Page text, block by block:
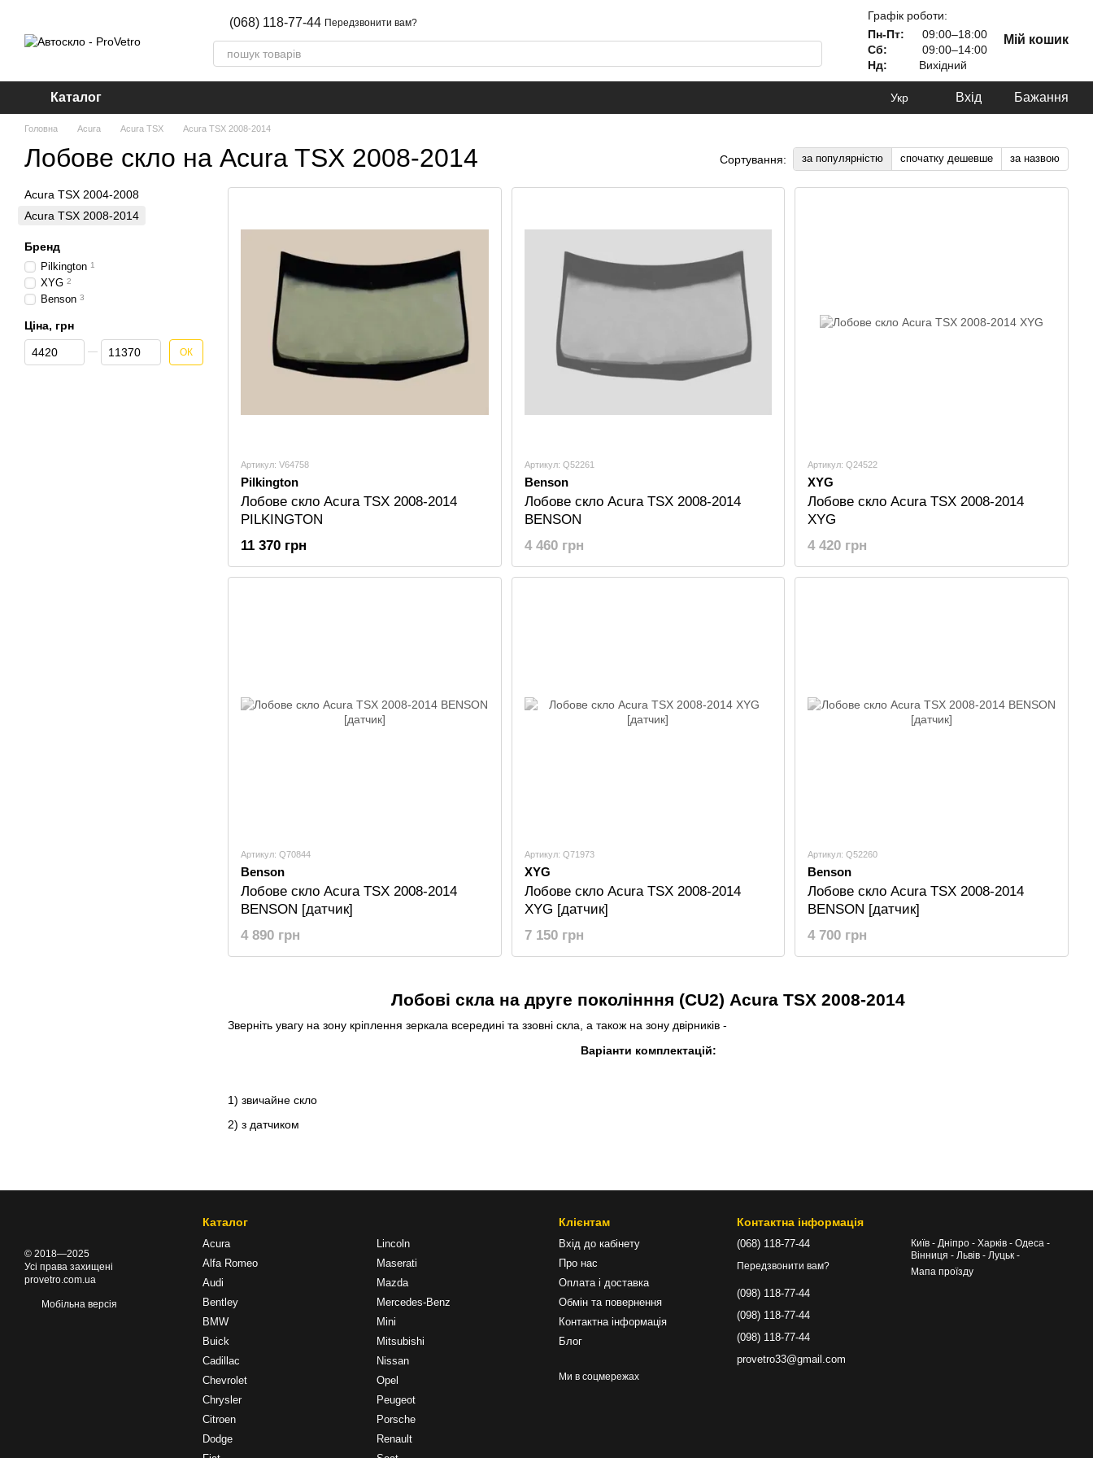
(068) 118-77-44 Передзвонити вам?
Графік роботи:
Пн-Пт:
09:00–18:00
Сб:
09:00–14:00
Нд:
Вихідний
Мій кошик
Каталог Укр Вхід Бажання
Головна Acura Acura TSX Acura TSX 2008-2014
Лобове скло на Acura TSX 2008-2014 Сортування: за популярністю спочатку дешевше за назвою
Лобові скла на друге поколінння (CU2) Acura TSX 2008-2014
Зверніть увагу на зону кріплення зеркала всередині та ззовні скла, а також на зону двірників -
Варіанти комплектацій:
1) звичайне скло
2) з датчиком
Артикул: V64758
Pilkington
Лобове скло Acura TSX 2008-2014
PILKINGTON
11 370 грн
Артикул: Q52261
Benson
Лобове скло Acura TSX 2008-2014
BENSON
4 460 грн
Артикул: Q24522
XYG
Лобове скло Acura TSX 2008-2014
XYG
4 420 грн
Артикул: Q70844
Benson
Лобове скло Acura TSX 2008-2014
BENSON [датчик]
4 890 грн
Артикул: Q71973
XYG
Лобове скло Acura TSX 2008-2014
XYG [датчик]
7 150 грн
Артикул: Q52260
Benson
Лобове скло Acura TSX 2008-2014
BENSON [датчик]
4 700 грн
Acura TSX 2004-2008
Acura TSX 2008-2014
Бренд
Pilkington 1
XYG 2
Benson 3
Ціна, грн
Від Ціна, грн
До Ціна, грн ОК
© 2018—2025
Усі права захищені
provetro.com.ua
Мобільна версія
Каталог
Acura
Alfa Romeo
Audi
Bentley
BMW
Buick
Cadillac
Chevrolet
Chrysler
Citroen
Dodge
Lincoln
Maserati
Mazda
Mercedes-Benz
Mini
Mitsubishi
Nissan
Opel
Peugeot
Porsche
Renault
Клієнтам
Вхід до кабінету
Про нас
Оплата і доставка
Обмін та повернення
Контактна інформація
Блог
Ми в соцмережах
Контактна інформація
(068) 118-77-44
Передзвонити вам?
(098) 118-77-44
(098) 118-77-44
(098) 118-77-44
provetro33@gmail.com
Київ - Дніпро - Харків - Одеса -
Вінниця - Львів - Луцьк -
Мапа проїзду